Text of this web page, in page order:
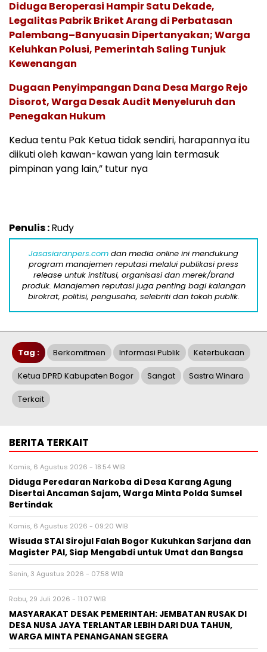
Diduga Beroperasi Hampir Satu Dekade,
Legalitas Pabrik Briket Arang di Perbatasan
Palembang–Banyuasin Dipertanyakan; Warga
Keluhkan Polusi, Pemerintah Saling Tunjuk
Kewenangan
Dugaan Penyimpangan Dana Desa Margo Rejo
Disorot, Warga Desak Audit Menyeluruh dan
Penegakan Hukum
Kedua tentu Pak Ketua tidak sendiri, harapannya itu
diikuti oleh kawan-kawan yang lain termasuk
pimpinan yang lain,” tutur nya
Penulis :Rudy
Jasasiaranpers.com dan media online ini mendukung
program manajemen reputasi melalui publikasi press
release untuk institusi, organisasi dan merek/brand
produk. Manajemen reputasi juga penting bagi kalangan
birokrat, politisi, pengusaha, selebriti dan tokoh publik.
Tag : Berkomitmen Informasi Publik Keterbukaan
Ketua DPRD Kabupaten Bogor Sangat Sastra Winara
Terkait
BERITA TERKAIT
Kamis, 6 Agustus 2026 - 18:54 WIB
Diduga Peredaran Narkoba di Desa Karang Agung
Disertai Ancaman Sajam, Warga Minta Polda Sumsel
Bertindak
Kamis, 6 Agustus 2026 - 09:20 WIB
Wisuda STAI Sirojul Falah Bogor Kukuhkan Sarjana dan
Magister PAI, Siap Mengabdi untuk Umat dan Bangsa
Senin, 3 Agustus 2026 - 07:58 WIB
Rabu, 29 Juli 2026 - 11:07 WIB
MASYARAKAT DESAK PEMERINTAH: JEMBATAN RUSAK DI
DESA NUSA JAYA TERLANTAR LEBIH DARI DUA TAHUN,
WARGA MINTA PENANGANAN SEGERA